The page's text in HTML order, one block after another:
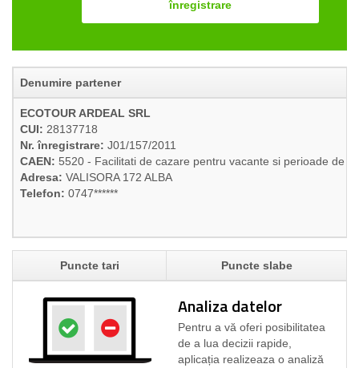
înregistrare
Denumire partener
ECOTOUR ARDEAL SRL
CUI: 28137718
Nr. înregistrare: J01/157/2011
CAEN: 5520 - Facilitati de cazare pentru vacante si perioade de
Adresa: VALISORA 172 ALBA
Telefon: 0747******
Puncte tari Puncte slabe
Analiza datelor
Pentru a vă oferi posibilitatea
de a lua decizii rapide,
aplicația realizeaza o analiză